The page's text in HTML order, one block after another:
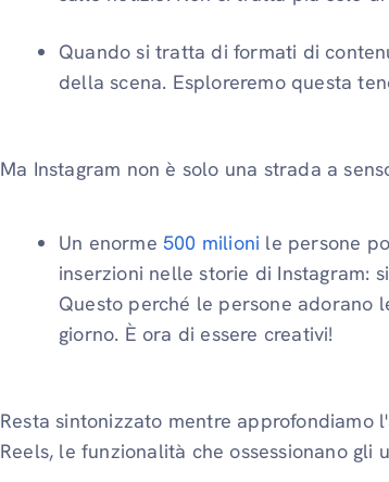
Quando si tratta di formati di
della scena. Esploreremo questa
Ma Instagram non è solo una strada a
Un enorme500 milioni le persone
inserzioni nelle storie di Instagram:
Questo perché le persone adorano
giorno. È ora di essere creativi!
Resta sintonizzato mentre approfondiamo
Reels, le funzionalità che ossessionano gli